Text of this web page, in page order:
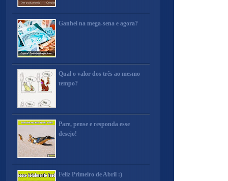
Ganhei na mega-sena e agora?
Qual o valor dos três ao mesmo
tempo?
Pare, pense e responda esse
desejo!
Feliz Primeiro de Abril :)